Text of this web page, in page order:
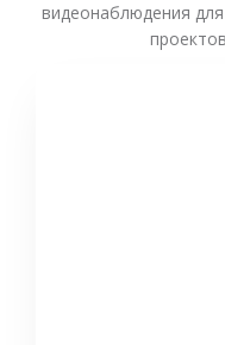
видеонаблюдения